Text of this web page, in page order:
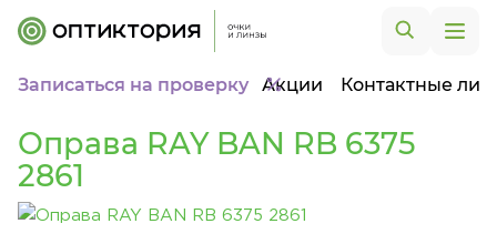
Записаться на проверку Акции Контактные
Оправа RAY BAN RB 6375
2861